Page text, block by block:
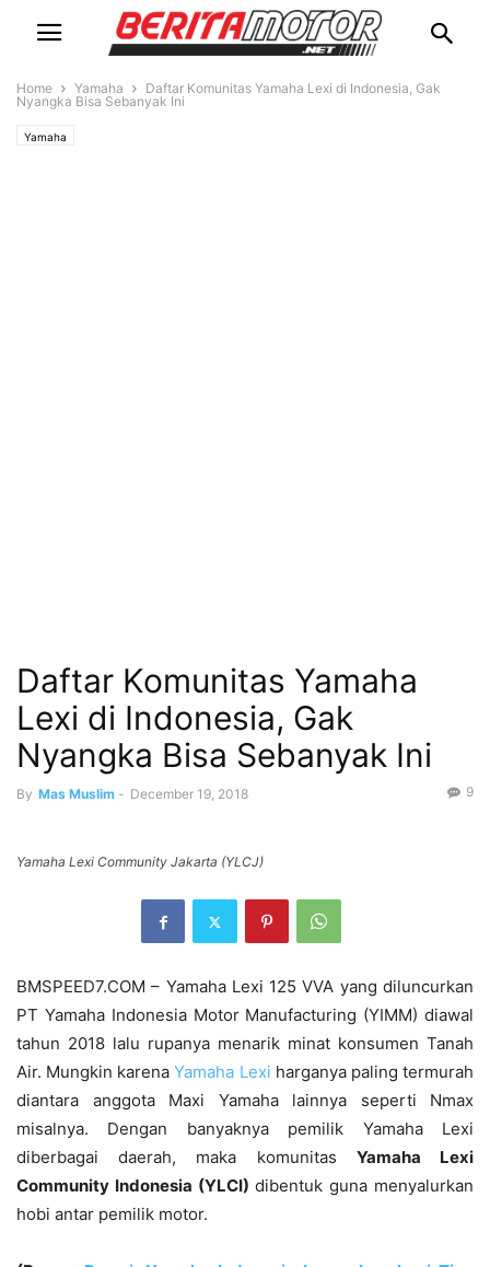
Home Yamaha
Daftar Komunitas Yamaha Lexi di Indonesia, Gak
Nyangka Bisa Sebanyak Ini
Yamaha
Daftar Komunitas Yamaha
Lexi di Indonesia, Gak
Nyangka Bisa Sebanyak Ini
By Mas Muslim - December 19, 2018 9
Yamaha Lexi Community Jakarta (YLCJ)
BMSPEED7.COM – Yamaha Lexi 125 VVA yang diluncurkan
PT Yamaha Indonesia Motor Manufacturing (YIMM) diawal
tahun 2018 lalu rupanya menarik minat konsumen Tanah
Air. Mungkin karenaYamaha Lexi harganya paling termurah
diantara anggota Maxi Yamaha lainnya seperti Nmax
misalnya. Dengan banyaknya pemilik Yamaha Lexi
diberbagai daerah, maka komunitas Yamaha Lexi
Community Indonesia (YLCI) dibentuk guna menyalurkan
hobi antar pemilik motor.